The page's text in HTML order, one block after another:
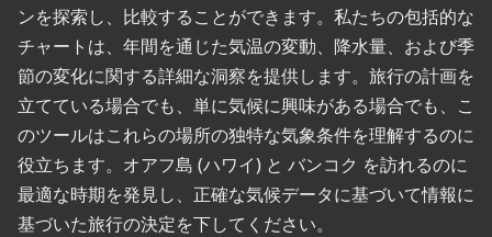
ンを探索し、比較することができます。私たちの包括的な
チャートは、年間を通じた気温の変動、降水量、および季
節の変化に関する詳細な洞察を提供します。旅行の計画を
立てている場合でも、単に気候に興味がある場合でも、こ
のツールはこれらの場所の独特な気象条件を理解するのに
役立ちます。オアフ島 (ハワイ) と バンコク を訪れるのに
最適な時期を発見し、正確な気候データに基づいて情報に
基づいた旅行の決定を下してください。